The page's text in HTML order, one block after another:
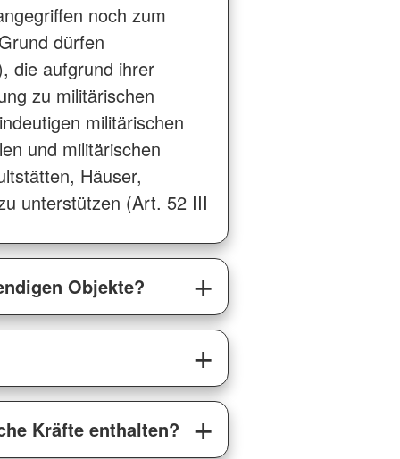
noch zum
dürfen
die aufgrund ihrer
zu militärischen
militärischen
und militärischen
Häuser,
unterstützen (Art. 52 III
Objekte?
Kräfte enthalten?